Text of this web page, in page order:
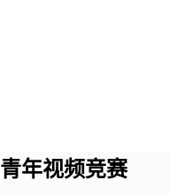
年视频竞赛